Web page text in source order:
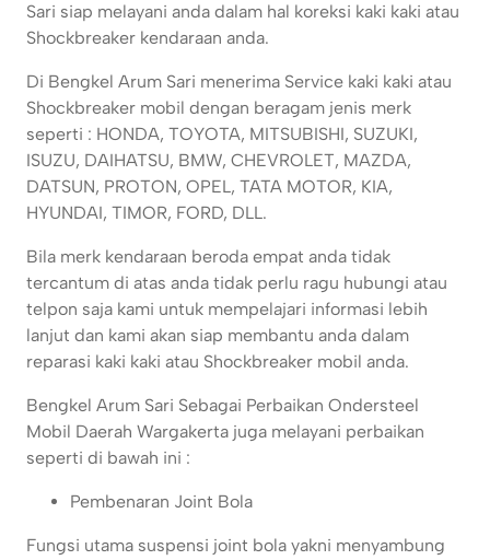
Sari siap melayani anda dalam hal koreksi kaki kaki atau
Shockbreaker kendaraan anda.
Di Bengkel Arum Sari menerima Service kaki kaki atau
Shockbreaker mobil dengan beragam jenis merk
seperti : HONDA, TOYOTA, MITSUBISHI, SUZUKI,
ISUZU, DAIHATSU, BMW, CHEVROLET, MAZDA,
DATSUN, PROTON, OPEL, TATA MOTOR, KIA,
HYUNDAI, TIMOR, FORD, DLL.
Bila merk kendaraan beroda empat anda tidak
tercantum di atas anda tidak perlu ragu hubungi atau
telpon saja kami untuk mempelajari informasi lebih
lanjut dan kami akan siap membantu anda dalam
reparasi kaki kaki atau Shockbreaker mobil anda.
Bengkel Arum Sari Sebagai Perbaikan Ondersteel
Mobil Daerah Wargakerta juga melayani perbaikan
seperti di bawah ini :
Pembenaran Joint Bola
Fungsi utama suspensi joint bola yakni menyambung